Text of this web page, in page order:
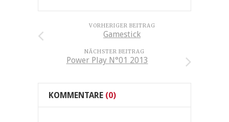
VORHERIGER BEITRAG
Gamestick
NÄCHSTER BEITRAG
Power Play N°01 2013
KOMMENTARE (0)